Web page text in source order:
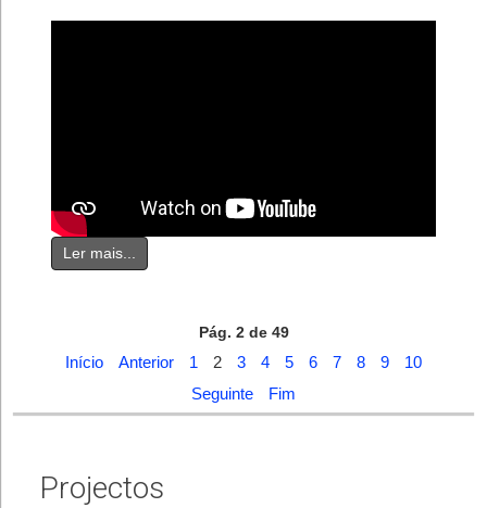
Ler mais...
Pág. 2 de 49
Início Anterior 1 2 3 4 5 6 7 8 9
10
Seguinte
Fim
Projectos